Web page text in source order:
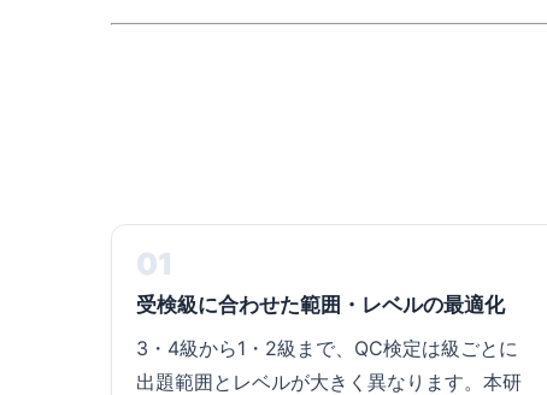
01
受検級に合わせた範囲・レベルの最適化
3・4級から1・2級まで、QC検定は級ごとに
出題範囲とレベルが大きく異なります。本研